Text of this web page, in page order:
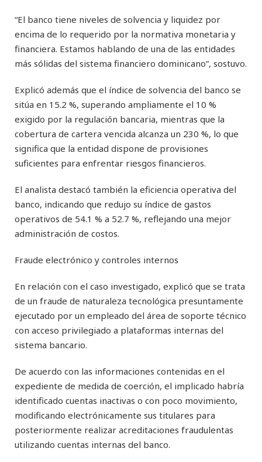
“El banco tiene niveles de solvencia y liquidez por
encima de lo requerido por la normativa monetaria y
financiera. Estamos hablando de una de las entidades
más sólidas del sistema financiero dominicano”, sostuvo.
Explicó además que el índice de solvencia del banco se
sitúa en 15.2 %, superando ampliamente el 10 %
exigido por la regulación bancaria, mientras que la
cobertura de cartera vencida alcanza un 230 %, lo que
significa que la entidad dispone de provisiones
suficientes para enfrentar riesgos financieros.
El analista destacó también la eficiencia operativa del
banco, indicando que redujo su índice de gastos
operativos de 54.1 % a 52.7 %, reflejando una mejor
administración de costos.
Fraude electrónico y controles internos
En relación con el caso investigado, explicó que se trata
de un fraude de naturaleza tecnológica presuntamente
ejecutado por un empleado del área de soporte técnico
con acceso privilegiado a plataformas internas del
sistema bancario.
De acuerdo con las informaciones contenidas en el
expediente de medida de coerción, el implicado habría
identificado cuentas inactivas o con poco movimiento,
modificando electrónicamente sus titulares para
posteriormente realizar acreditaciones fraudulentas
utilizando cuentas internas del banco.